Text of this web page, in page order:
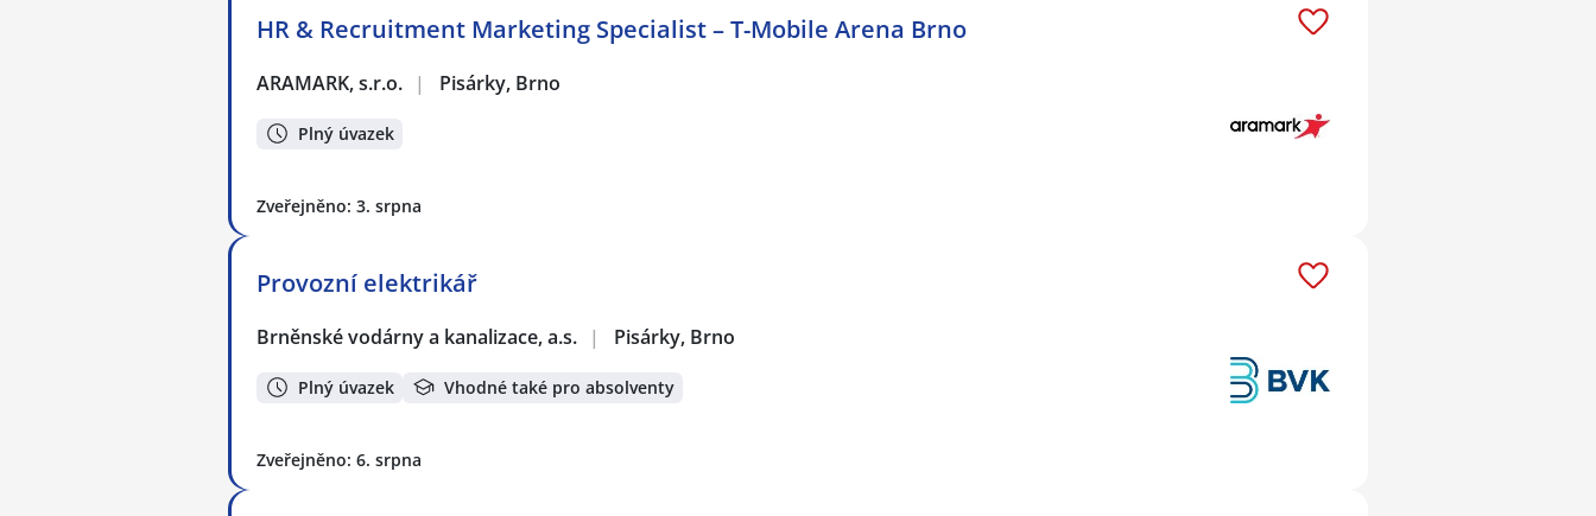
HR & Recruitment Marketing Specialist – T-Mobile Arena Brno
ARAMARK, s.r.o. | Pisárky, Brno
Plný úvazek
Zveřejněno: 3. srpna
Provozní elektrikář
Brněnské vodárny a kanalizace, a.s. | Pisárky, Brno
Plný úvazek Vhodné také pro absolventy
Zveřejněno: 6. srpna